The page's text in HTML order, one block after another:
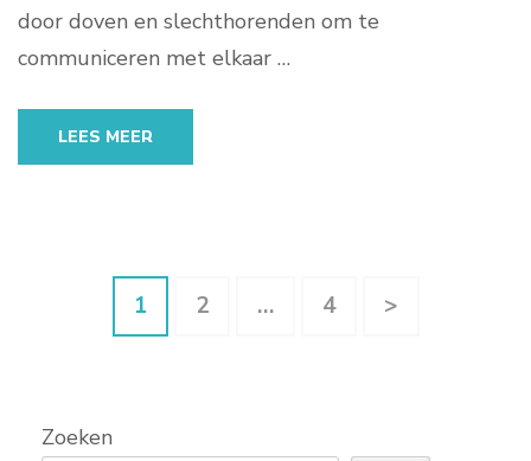
door doven en slechthorenden om te
communiceren met elkaar …
LEES MEER
BerichtenPagina
1 Pagina
2 … Pagina
4 >
Zoeken